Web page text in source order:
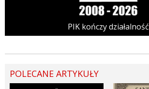
PIK kończy działalność
POLECANE ARTYKUŁY